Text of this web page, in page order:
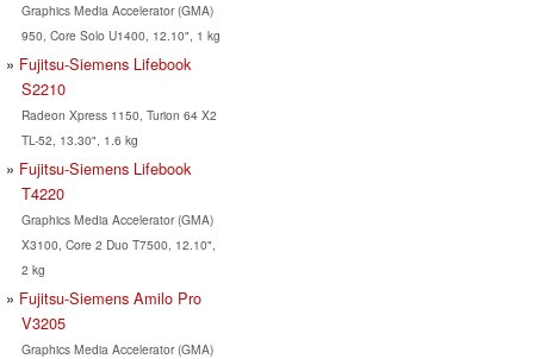
Graphics Media Accelerator (GMA)
950, Core Solo U1400, 12.10", 1 kg
Fujitsu-Siemens Lifebook
S2210
Radeon Xpress 1150, Turion 64 X2
TL-52, 13.30", 1.6 kg
Fujitsu-Siemens Lifebook
T4220
Graphics Media Accelerator (GMA)
X3100, Core 2 Duo T7500, 12.10",
2 kg
Fujitsu-Siemens Amilo Pro
V3205
Graphics Media Accelerator (GMA)